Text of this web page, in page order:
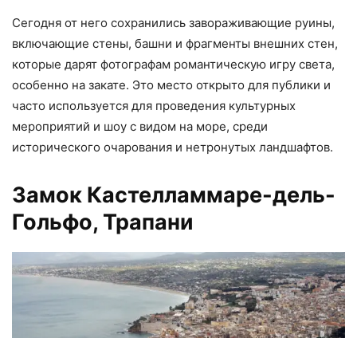
Сегодня от него сохранились завораживающие руины,
включающие стены, башни и фрагменты внешних стен,
которые дарят фотографам романтическую игру света,
особенно на закате. Это место открыто для публики и
часто используется для проведения культурных
мероприятий и шоу с видом на море, среди
исторического очарования и нетронутых ландшафтов.
Замок Кастелламмаре-дель-
Гольфо, Трапани